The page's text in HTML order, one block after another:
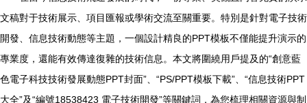
文稿對于技術展示、項目匯報或學術交流至關重要。特別是針對電子技術
開發、信息技術動態等主題，一個設計精良的PPT模板不僅能提升演示的
專業度，還能有效傳達復雜的技術信息。本文將圍繞用戶提及的“創意藍
色電子科技技術發展動態PPT封面”、“PS/PPT模板下載”、“信息技術PPT
大全”及“編號18538423 電子技術開發”等關鍵詞，為您梳理相關資源與制